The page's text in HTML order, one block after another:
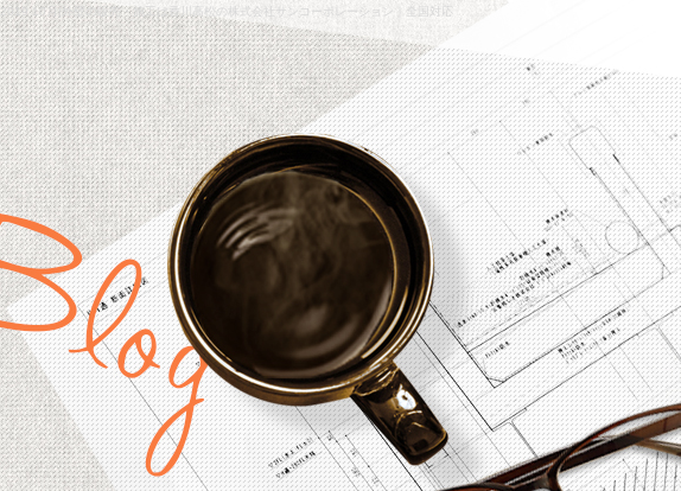
2019 10月|外壁の販売・施工は香川高松の株式会社サンコーポレーション｜全国対応